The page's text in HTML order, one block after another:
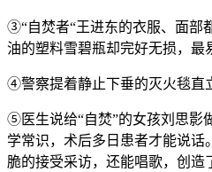
③“自焚者“王进东的衣服、面部
油的塑料雪碧瓶却完好无损，最
④警察提着静止下垂的灭火毯直
⑤医生说给“自焚”的女孩刘思影
学常识，术后多日患者才能说
脆的接受采访，还能唱歌，创造